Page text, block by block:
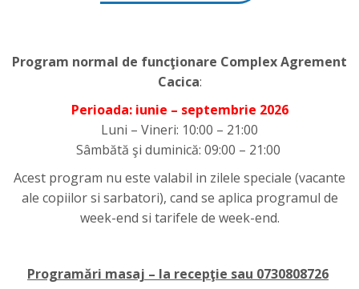
Program normal de funcţionare Complex Agrement
Cacica:
Perioada: iunie – septembrie 2026
Luni – Vineri: 10:00 – 21:00
Sâmbătă şi duminică: 09:00 – 21:00
Acest program nu este valabil in zilele speciale (vacante
ale copiilor si sarbatori), cand se aplica programul de
week-end si tarifele de week-end.
Programări masaj – la recepţie sau 0730808726